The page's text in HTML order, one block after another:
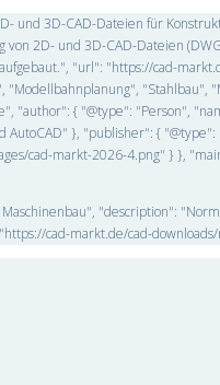
und 3D-CAD-Dateien für
2D- und 3D-CAD-Dateien
"url": "https://cad-
"Stahlbau",
"author": { "@type": "Person",
AutoCAD" }, "publisher": {
cad-markt-2026-4.png" } },
"description":
cad-markt.de/cad-